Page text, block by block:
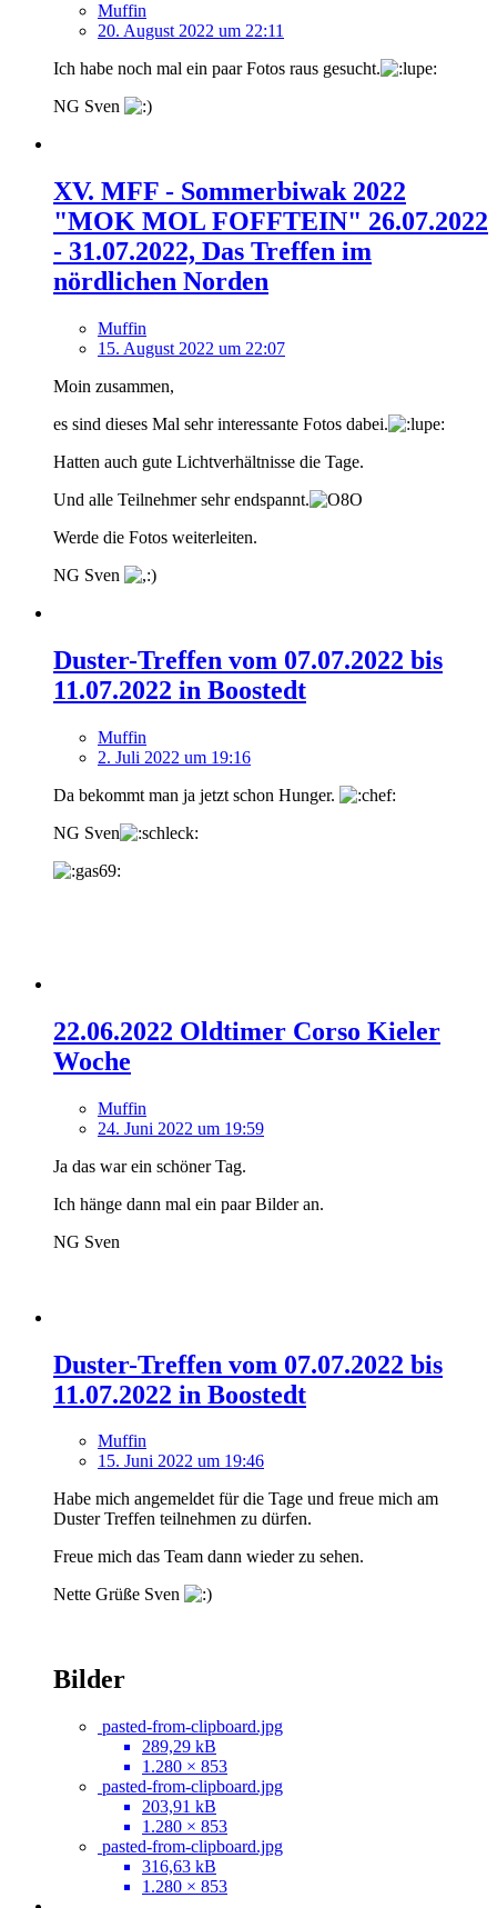
Muffin
20. August 2022 um 22:11
Ich habe noch mal ein paar Fotos raus gesucht.
NG Sven
XV. MFF - Sommerbiwak 2022
"MOK MOL FOFFTEIN" 26.07.2022
- 31.07.2022, Das Treffen im
nördlichen Norden
Muffin
15. August 2022 um 22:07
Moin zusammen,
es sind dieses Mal sehr interessante Fotos dabei.
Hatten auch gute Lichtverhältnisse die Tage.
Und alle Teilnehmer sehr endspannt.
Werde die Fotos weiterleiten.
NG Sven
Duster-Treffen vom 07.07.2022 bis
11.07.2022 in Boostedt
Muffin
2. Juli 2022 um 19:16
Da bekommt man ja jetzt schon Hunger.
NG Sven
22.06.2022 Oldtimer Corso Kieler
Woche
Muffin
24. Juni 2022 um 19:59
Ja das war ein schöner Tag.
Ich hänge dann mal ein paar Bilder an.
NG Sven
Duster-Treffen vom 07.07.2022 bis
11.07.2022 in Boostedt
Muffin
15. Juni 2022 um 19:46
Habe mich angemeldet für die Tage und freue mich am
Duster Treffen teilnehmen zu dürfen.
Freue mich das Team dann wieder zu sehen.
Nette Grüße Sven
Bilder
pasted-from-clipboard.jpg
289,29 kB
1.280 × 853
pasted-from-clipboard.jpg
203,91 kB
1.280 × 853
pasted-from-clipboard.jpg
316,63 kB
1.280 × 853